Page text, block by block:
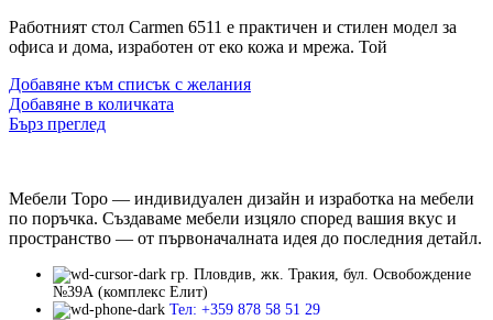
Работният стол Carmen 6511 e практичен и стилен модел за
офиса и дома, изработен от еко кожа и мрежа. Той
Добавяне към списък с желания
Добавяне в количката
Бърз преглед
Мебели Торо — индивидуален дизайн и изработка на мебели
по поръчка. Създаваме мебели изцяло според вашия вкус и
пространство — от първоначалната идея до последния детайл.
гр. Пловдив, жк. Тракия, бул. Освобождение
№39А (комплекс Елит)
Тел: +359 878 58 51 29